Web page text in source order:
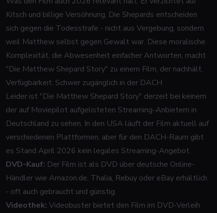
Kitsch und billige Versöhnung. Die Shepards entscheiden
sich gegen die Todesstrafe - nicht aus Vergebung, sondern
weil Matthew selbst gegen Gewalt war. Diese moralische
Komplexität, die Abwesenheit einfacher Antworten, macht
"Die Matthew Shepard Story" zu einem Film, der nachhält.
Verfügbarkeit: Schwer zugänglich in der DACH
Leider ist "Die Matthew Shepard Story" derzeit bei keinem
der auf Moviepilot aufgelisteten Streaming-Anbietern in
Deutschland zu sehen. In den USA läuft der Film aktuell auf
verschiedenen Plattformen, aber für den DACH-Raum gibt
es Stand April 2026 kein legales Streaming-Angebot.
DVD-Kauf: Der Film ist als DVD über deutsche Online-
Händler wie Amazon.de, Thalia, Rebuy oder eBay erhältlich
- oft auch gebraucht und günstig.
Videothek: Videobuster bietet den Film im DVD-Verleih